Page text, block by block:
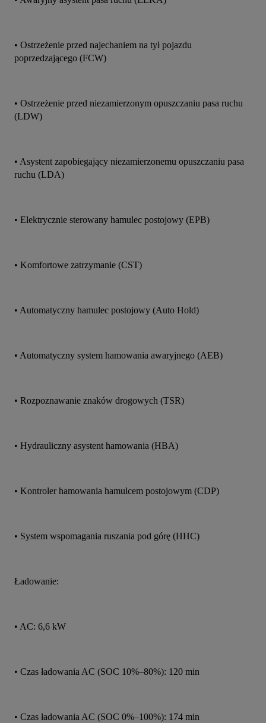
• Ostrzeżenie przed najechaniem na tył pojazdu
poprzedzającego (FCW)
• Ostrzeżenie przed niezamierzonym opuszczaniu pasa ruchu
(LDW)
• Asystent zapobiegający niezamierzonemu opuszczaniu pasa
ruchu (LDA)
• Elektrycznie sterowany hamulec postojowy (EPB)
• Komfortowe zatrzymanie (CST)
• Automatyczny hamulec postojowy (Auto Hold)
• Automatyczny system hamowania awaryjnego (AEB)
• Rozpoznawanie znaków drogowych (TSR)
• Hydrauliczny asystent hamowania (HBA)
• Kontroler hamowania hamulcem postojowym (CDP)
• System wspomagania ruszania pod górę (HHC)
Ładowanie:
• AC: 6,6 kW
• Czas ładowania AC (SOC 10%–80%): 120 min
• Czas ładowania AC (SOC 0%–100%): 174 min